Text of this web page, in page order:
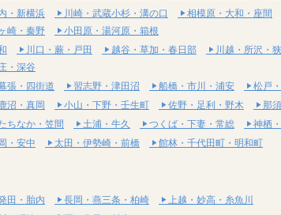
・新横浜 川崎・武蔵小杉・溝の口 相模原・大和・座間
崎・秦野
小田原・湯河原・箱根
川口・蕨・戸田 越谷・草加・春日部 川越・所沢・
・深谷
張・四街道 習志野・津田沼 船橋・市川・浦安 松戸
沼・真岡 小山・下野・壬生町 佐野・足利・野木
那
ちなか・笠間 土浦・牛久 つくば・下妻・常総 神栖
・安中 太田・伊勢崎・前橋 館林・千代田町・明和町
田・胎内 長岡・燕三条・柏崎
上越・妙高・糸魚川